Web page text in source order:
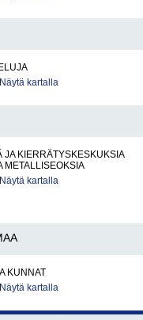
Näytä kartalla
JA KIERRÄTYSKESKUKSIA
METALLISEOKSIA
Näytä kartalla
KUNNAT
Näytä kartalla